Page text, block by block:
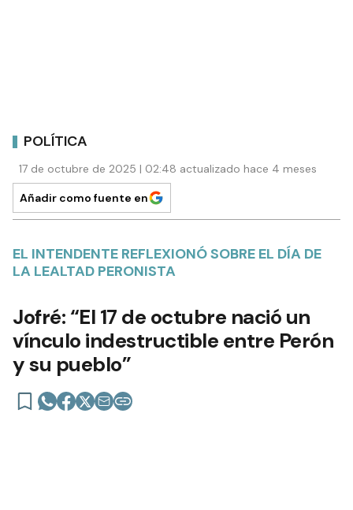
POLÍTICA
17 de octubre de 2025 | 02:48 actualizado hace 4 meses
Añadir como fuente en
EL INTENDENTE REFLEXIONÓ SOBRE EL DÍA DE
LA LEALTAD PERONISTA
Jofré: “El 17 de octubre nació un
vínculo indestructible entre Perón
y su pueblo”